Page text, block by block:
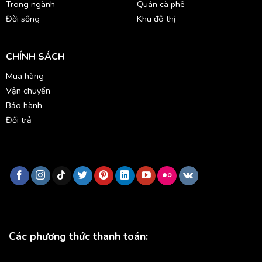
Trong ngành
Đời sống
Quán cà phê
Khu đô thị
CHÍNH SÁCH
Mua hàng
Vận chuyển
Bảo hành
Đổi trả
Các phương thức thanh toán: